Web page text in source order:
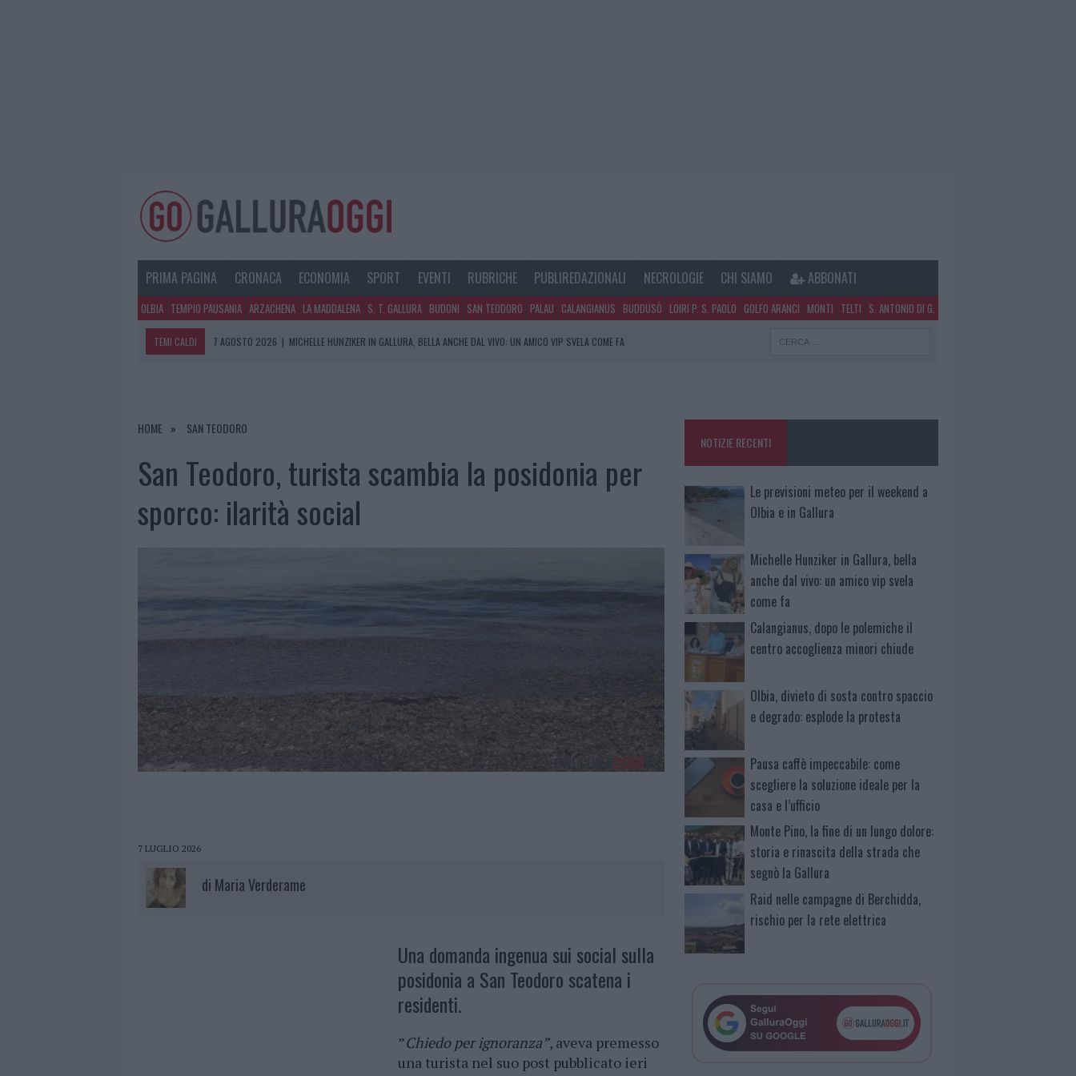
PRIMA PAGINA CRONACA ECONOMIA SPORT EVENTI RUBRICHE PUBLIREDAZIONALI NECROLOGIE CHI SIAMO ABBONATI
OLBIA TEMPIO PAUSANIA ARZACHENA LA MADDALENA S. T. GALLURA BUDONI SAN TEODORO PALAU CALANGIANUS BUDDUSÒ LOIRI P. S. PAOLO GOLFO ARANCI MONTI TELTI S. ANTONIO DI G.
TEMI CALDI 7 AGOSTO 2026 | MICHELLE HUNZIKER IN GALLURA, BELLA ANCHE DAL VIVO: UN AMICO VIP SVELA COME FA
7 AGOSTO 2026 | PAUSA CAFFÈ IMPECCABILE: COME SCEGLIERE LA SOLUZIONE IDEALE PER LA CASA E L’UFFICIO
HOME SAN TEODORO
San Teodoro, turista scambia la posidonia per
sporco: ilarità social
7 LUGLIO 2026
di Maria Verderame
Una domanda ingenua sui social sulla
posidonia a San Teodoro scatena i
residenti.
”Chiedo per ignoranza”, aveva premesso
una turista nel suo post pubblicato ieri
NOTIZIE RECENTI
Le previsioni meteo per il weekend a
Olbia e in Gallura
Michelle Hunziker in Gallura, bella
anche dal vivo: un amico vip svela
come fa
Calangianus, dopo le polemiche il
centro accoglienza minori chiude
Olbia, divieto di sosta contro spaccio
e degrado: esplode la protesta
Pausa caffè impeccabile: come
scegliere la soluzione ideale per la
casa e l’ufficio
Monte Pino, la fine di un lungo dolore:
storia e rinascita della strada che
segnò la Gallura
Raid nelle campagne di Berchidda,
rischio per la rete elettrica